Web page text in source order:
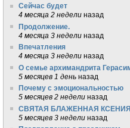
Сейчас будет
4 месяца 2 недели назад
Продолжение.
4 месяца 3 недели назад
Впечатления
4 месяца 3 недели назад
О семье архимандрита
5 месяцев 1 день назад
Почему с эмоциональностью
5 месяцев 2 недели назад
СВЯТАЯ БЛАЖЕННАЯ
5 месяцев 3 недели назад